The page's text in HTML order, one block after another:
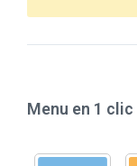
Menu en 1 clic